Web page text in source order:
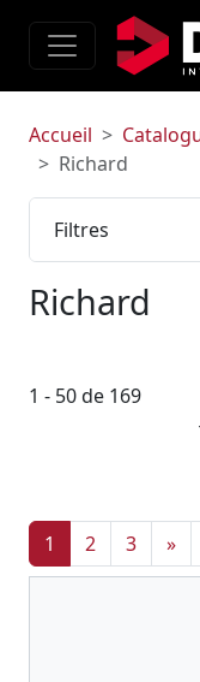
Filtres
Accueil
Richard
Richard
1 - 50 de 169
1 2 3 »